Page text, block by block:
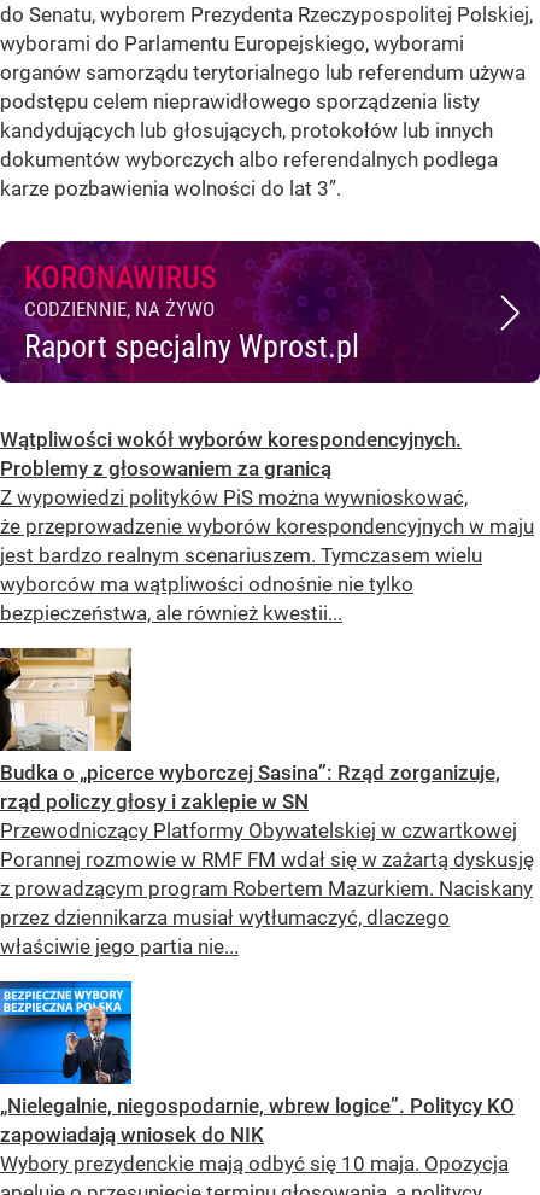
do Senatu, wyborem Prezydenta Rzeczypospolitej Polskiej,
wyborami do Parlamentu Europejskiego, wyborami
organów samorządu terytorialnego lub referendum używa
podstępu celem nieprawidłowego sporządzenia listy
kandydujących lub głosujących, protokołów lub innych
dokumentów wyborczych albo referendalnych podlega
karze pozbawienia wolności do lat 3”.
KORONAWIRUS
CODZIENNIE, NA ŻYWO
Raport specjalny Wprost.pl
Wątpliwości wokół wyborów korespondencyjnych.
Problemy z głosowaniem za granicą
Z wypowiedzi polityków PiS można wywnioskować,
że przeprowadzenie wyborów korespondencyjnych w maju
jest bardzo realnym scenariuszem. Tymczasem wielu
wyborców ma wątpliwości odnośnie nie tylko
bezpieczeństwa, ale również kwestii...
Budka o „picerce wyborczej Sasina”: Rząd zorganizuje,
rząd policzy głosy i zaklepie w SN
Przewodniczący Platformy Obywatelskiej w czwartkowej
Porannej rozmowie w RMF FM wdał się w zażartą dyskusję
z prowadzącym program Robertem Mazurkiem. Naciskany
przez dziennikarza musiał wytłumaczyć, dlaczego
właściwie jego partia nie...
„Nielegalnie, niegospodarnie, wbrew logice”. Politycy KO
zapowiadają wniosek do NIK
Wybory prezydenckie mają odbyć się 10 maja. Opozycja